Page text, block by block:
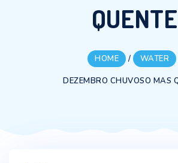
QUENTE
HOME / WATER
DEZEMBRO CHUVOSO MAS